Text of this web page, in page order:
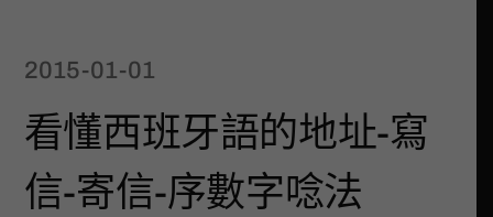
2015-01-01
看懂西班牙語的地址-寫
信-寄信-序數字唸法